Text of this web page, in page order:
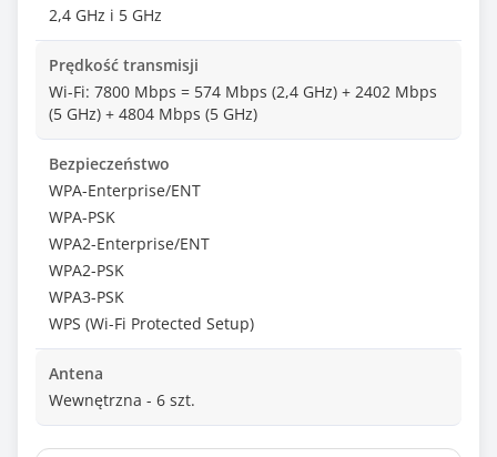
2,4 GHz i 5 GHz
Prędkość transmisji
Wi-Fi: 7800 Mbps = 574 Mbps (2,4 GHz) + 2402 Mbps
(5 GHz) + 4804 Mbps (5 GHz)
Bezpieczeństwo
WPA-Enterprise/ENT
WPA-PSK
WPA2-Enterprise/ENT
WPA2-PSK
WPA3-PSK
WPS (Wi-Fi Protected Setup)
Antena
Wewnętrzna - 6 szt.
Odpinana antena